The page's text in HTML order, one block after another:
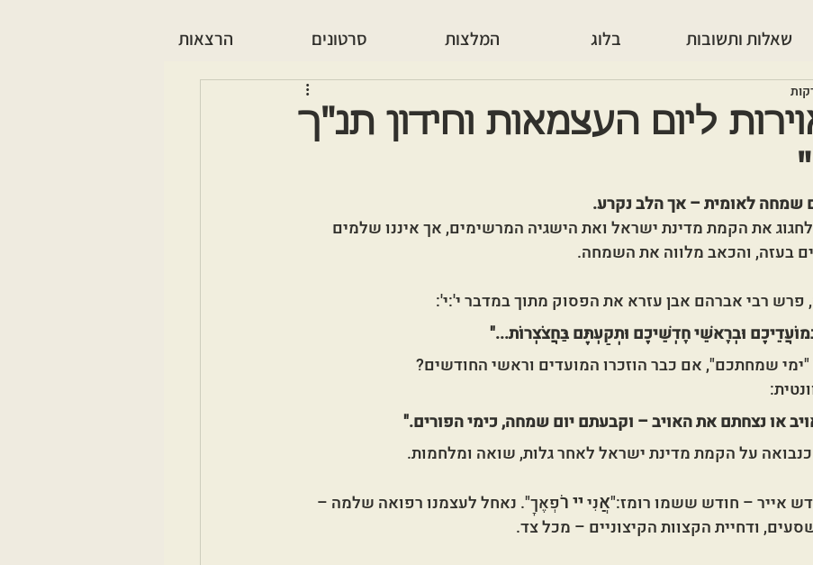
שאלות ותשובות בלוג המלצות סרטונים הרצאות
ליום העצמאות וחידון תנ"ך
שמחה לאומית – אך הלב נקרע.
את הקמת מדינת ישראל ואת הישגיה המרשימים, אך איננו שלמים
פרש רבי אברהם אבן עזרא את הפסוק מתוך במדבר י':י':
וּבְרָאשֵׁי חָדְשֵׁיכֶם וּתְקַעְתֶּם בַּחֲצֹצְרוֹת..."
שמחתכם", אם כבר הוזכרו המועדים וראשי החודשים?
או נצחתם את האויב – וקבעתם יום שמחה, כימי הפורים."
על הקמת מדינת ישראל לאחר גלות, שואה ומלחמות.
אייר – חודש ששמו רומז:"אֲנִי יירֹפְאֶךָ". נאחל לעצמנו רפואה שלמה –
ודחיית הקצוות הקיצוניים – מכל צד.